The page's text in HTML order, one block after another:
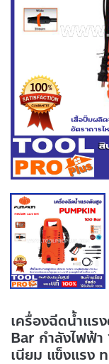
เครื่องฉีดน้ำแร
Bar กำลังไฟฟ้
เนียม แข็งแรง